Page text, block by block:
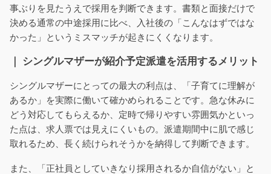
事ぶりを見たうえで採用を判断できます。書類と面接だけで
決める通常の中途採用に比べ、入社後の「こんなはずではな
かった」というミスマッチが起きにくくなります。
｜ シングルマザーが紹介予定派遣を活用するメリット
シングルマザーにとっての最大の利点は、「子育てに理解が
あるか」を実際に働いて確かめられることです。急な休みに
どう対応してもらえるか、定時で帰りやすい雰囲気かといっ
た点は、求人票では見えにくいもの。派遣期間中に肌で感じ
取れるため、長く続けられそうかを納得して判断できます。
また、「正社員としていきなり採用されるか自信がない」と